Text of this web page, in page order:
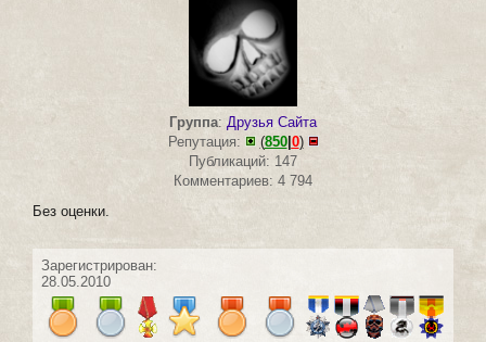
Группа: Друзья Сайта
Репутация:
(850| 0)
Публикаций: 147
Комментариев: 4 794
Без оценки.
Зарегистрирован:
28.05.2010